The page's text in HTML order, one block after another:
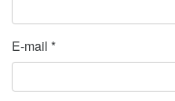
E-mail *